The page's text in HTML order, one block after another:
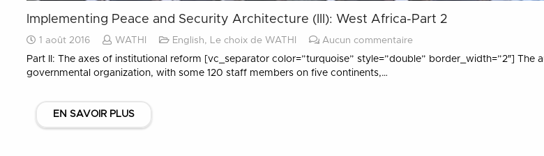
Implementing Peace and Security Architecture (III): West Africa-Part 2
1 août 2016 WATHI English, Le choix de WATHI
Aucun commentaire
Part II: The axes of institutional reform [vc_separator color=”turquoise” style=”double” border_width=”2″]
governmental organization, with some 120 staff members on five continents,…
EN SAVOIR PLUS